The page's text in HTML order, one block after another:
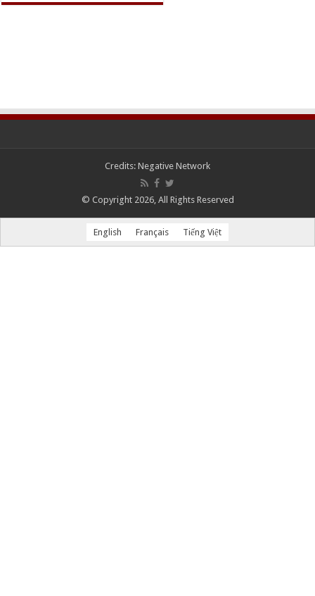
Credits: Negative Network
© Copyright 2026, All Rights Reserved
English Français Tiếng Việt